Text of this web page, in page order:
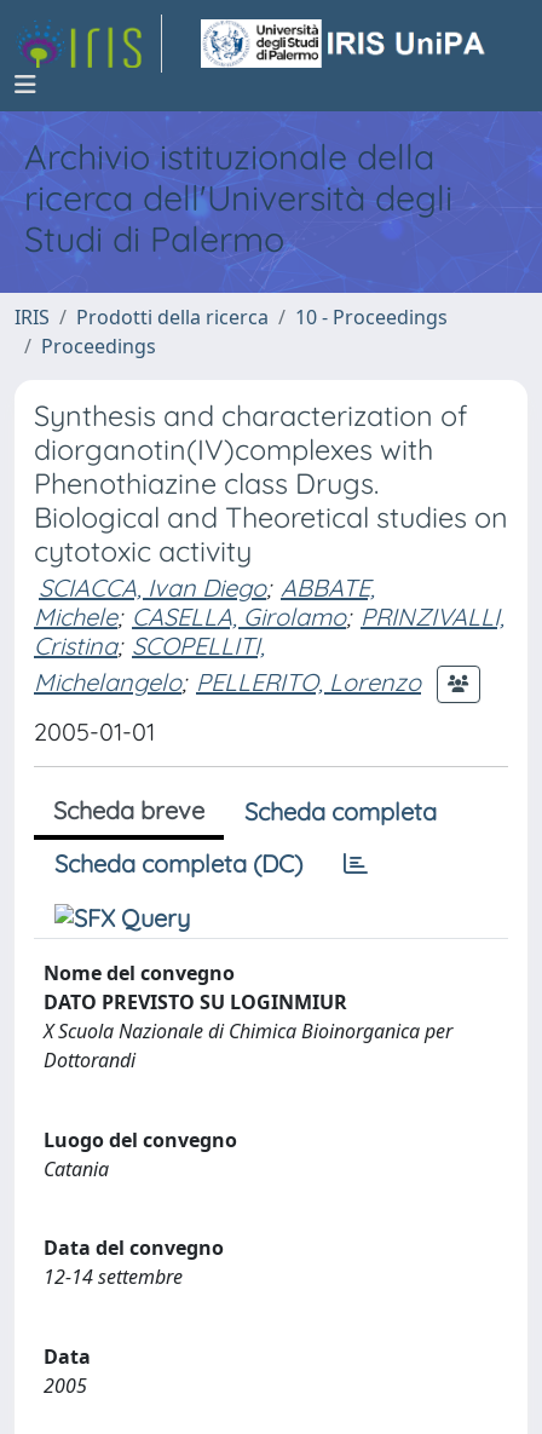
Archivio istituzionale della
ricerca dell'Università degli
Studi di Palermo
IRIS Prodotti della ricerca
10 - Proceedings
Proceedings
Synthesis and characterization of
diorganotin(IV)complexes with
Phenothiazine class Drugs.
Biological and Theoretical studies on
cytotoxic activity
SCIACCA, Ivan Diego; ABBATE,
Michele; CASELLA, Girolamo; PRINZIVALLI,
Cristina; SCOPELLITI,
Michelangelo; PELLERITO, Lorenzo
2005-01-01
Scheda breve
Scheda completa
Scheda completa (DC)
Nome del convegno
DATO PREVISTO SU LOGINMIUR
X Scuola Nazionale di Chimica Bioinorganica per
Dottorandi
Luogo del convegno
Catania
Data del convegno
12-14 settembre
Data
2005